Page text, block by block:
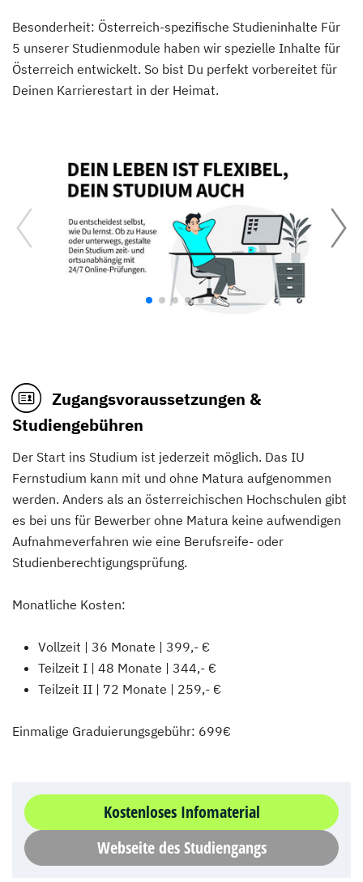
Besonderheit: Österreich-spezifische Studieninhalte Für
5 unserer Studienmodule haben wir spezielle Inhalte für
Österreich entwickelt. So bist Du perfekt vorbereitet für
Deinen Karrierestart in der Heimat.
Zugangsvoraussetzungen &
Studiengebühren
Der Start ins Studium ist jederzeit möglich. Das IU
Fernstudium kann mit und ohne Matura aufgenommen
werden. Anders als an österreichischen Hochschulen gibt
es bei uns für Bewerber ohne Matura keine aufwendigen
Aufnahmeverfahren wie eine Berufsreife- oder
Studienberechtigungsprüfung.
Monatliche Kosten:
Vollzeit | 36 Monate | 399,- €
Teilzeit I | 48 Monate | 344,- €
Teilzeit II | 72 Monate | 259,- €
Einmalige Graduierungsgebühr: 699€
Kostenloses Infomaterial
Webseite des Studiengangs